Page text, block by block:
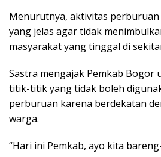
Menurutnya, aktivitas
yang jelas agar tidak
masyarakat yang tinggal di
Sastra mengajak Pemkab Bogor
titik-titik yang tidak boleh
perburuan karena berdekatan
warga.
“Hari ini Pemkab, ayo kita